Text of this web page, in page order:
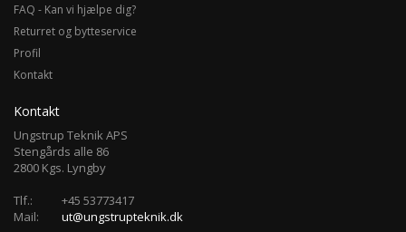
FAQ - Kan vi hjælpe dig?
Returret og bytteservice
Profil
Kontakt
Kontakt
Ungstrup Teknik APS
Stengårds alle 86
2800 Kgs. Lyngby
Tlf.:
+45 53773417
Mail:
ut@ungstrupteknik.dk